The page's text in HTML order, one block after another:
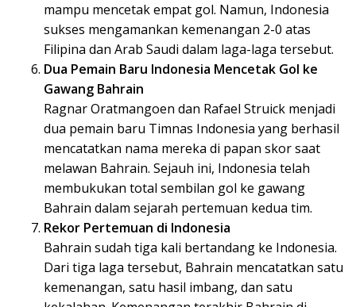
mampu mencetak empat gol. Namun, Indonesia
sukses mengamankan kemenangan 2-0 atas
Filipina dan Arab Saudi dalam laga-laga tersebut.
Dua Pemain Baru Indonesia Mencetak Gol ke
Gawang Bahrain
Ragnar Oratmangoen dan Rafael Struick menjadi
dua pemain baru Timnas Indonesia yang berhasil
mencatatkan nama mereka di papan skor saat
melawan Bahrain. Sejauh ini, Indonesia telah
membukukan total sembilan gol ke gawang
Bahrain dalam sejarah pertemuan kedua tim.
Rekor Pertemuan di Indonesia
Bahrain sudah tiga kali bertandang ke Indonesia.
Dari tiga laga tersebut, Bahrain mencatatkan satu
kemenangan, satu hasil imbang, dan satu